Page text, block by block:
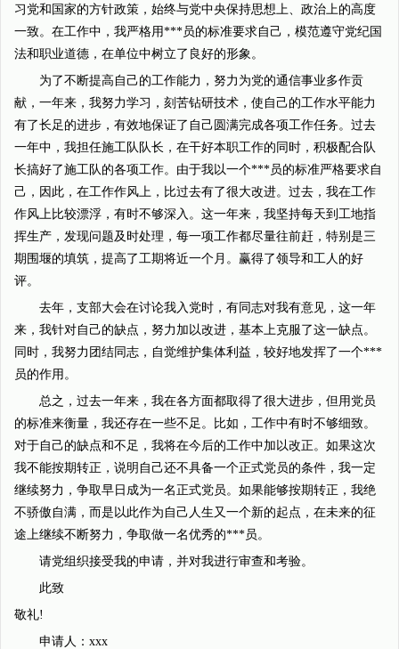
习党和国家的方针政策，始终与党中央保持思想上、政治上的高度
一致。在工作中，我严格用***员的标准要求自己，模范遵守党纪国
法和职业道德，在单位中树立了良好的形象。
为了不断提高自己的工作能力，努力为党的通信事业多作贡
献，一年来，我努力学习，刻苦钻研技术，使自己的工作水平能力
有了长足的进步，有效地保证了自己圆满完成各项工作任务。过去
一年中，我担任施工队队长，在干好本职工作的同时，积极配合队
长搞好了施工队的各项工作。由于我以一个***员的标准严格要求自
己，因此，在工作作风上，比过去有了很大改进。过去，我在工作
作风上比较漂浮，有时不够深入。这一年来，我坚持每天到工地指
挥生产，发现问题及时处理，每一项工作都尽量往前赶，特别是三
期围堰的填筑，提高了工期将近一个月。赢得了领导和工人的好
评。
去年，支部大会在讨论我入党时，有同志对我有意见，这一年
来，我针对自己的缺点，努力加以改进，基本上克服了这一缺点。
同时，我努力团结同志，自觉维护集体利益，较好地发挥了一个***
员的作用。
总之，过去一年来，我在各方面都取得了很大进步，但用党员
的标准来衡量，我还存在一些不足。比如，工作中有时不够细致。
对于自己的缺点和不足，我将在今后的工作中加以改正。如果这次
我不能按期转正，说明自己还不具备一个正式党员的条件，我一定
继续努力，争取早日成为一名正式党员。如果能够按期转正，我绝
不骄傲自满，而是以此作为自己人生又一个新的起点，在未来的征
途上继续不断努力，争取做一名优秀的***员。
请党组织接受我的申请，并对我进行审查和考验。
此致
敬礼!
申请人：xxx